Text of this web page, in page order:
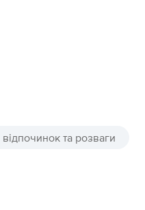
відпочинок та розваги